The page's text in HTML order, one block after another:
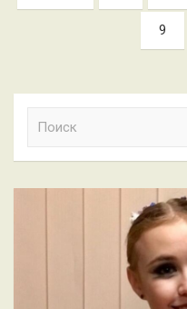
записей
9
к